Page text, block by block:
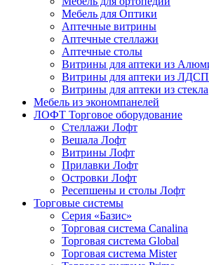
Мебель для Оптики
Аптечные витрины
Аптечные стеллажи
Аптечные столы
Витрины для аптеки из
Витрины для аптеки из ЛДСП
Витрины для аптеки из стекла
Мебель из экономпанелей
ЛОФТ Торговое оборудование
Стеллажи Лофт
Вешала Лофт
Витрины Лофт
Прилавки Лофт
Островки Лофт
Ресепшены и столы Лофт
Торговые системы
Серия «Базис»
Торговая система Canalina
Торговая система Global
Торговая система Mister